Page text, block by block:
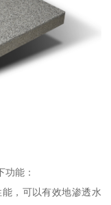
能：
，可以有效地渗透水